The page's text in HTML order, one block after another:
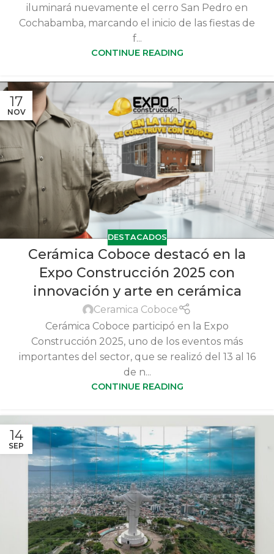
iluminará nuevamente el cerro San Pedro en
Cochabamba, marcando el inicio de las fiestas de
f...
CONTINUE READING
17
NOV
DESTACADOS
Cerámica Coboce destacó en la
Expo Construcción 2025 con
innovación y arte en cerámica
Ceramica Coboce
Cerámica Coboce participó en la Expo
Construcción 2025, uno de los eventos más
importantes del sector, que se realizó del 13 al 16
de n...
CONTINUE READING
14
SEP